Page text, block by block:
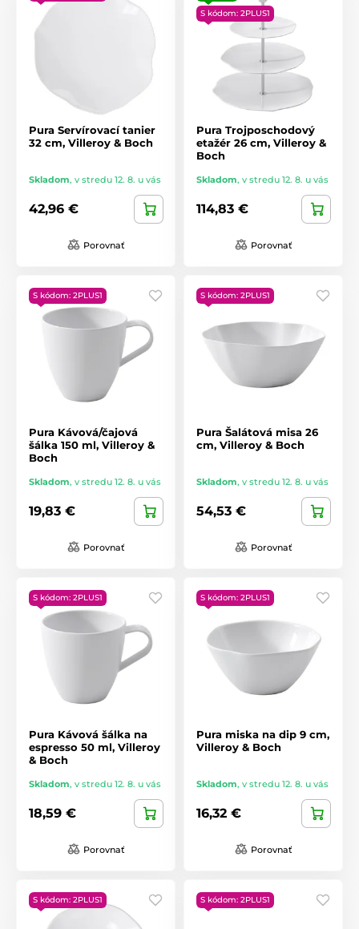
Pura Servírovací tanier
32 cm, Villeroy & Boch
Skladom, v stredu 12. 8. u vás
42,96 €
Porovnať
S kódom: 2PLUS1
Pura Trojposchodový
etažér 26 cm, Villeroy &
Boch
Skladom, v stredu 12. 8. u vás
114,83 €
Porovnať
S kódom: 2PLUS1
Pura Kávová/čajová
šálka 150 ml, Villeroy &
Boch
Skladom, v stredu 12. 8. u vás
19,83 €
Porovnať
S kódom: 2PLUS1
Pura Šalátová misa 26
cm, Villeroy & Boch
Skladom, v stredu 12. 8. u vás
54,53 €
Porovnať
S kódom: 2PLUS1
Pura Kávová šálka na
espresso 50 ml, Villeroy
& Boch
Skladom, v stredu 12. 8. u vás
18,59 €
Porovnať
S kódom: 2PLUS1
Pura miska na dip 9 cm,
Villeroy & Boch
Skladom, v stredu 12. 8. u vás
16,32 €
Porovnať
S kódom: 2PLUS1 S kódom: 2PLUS1